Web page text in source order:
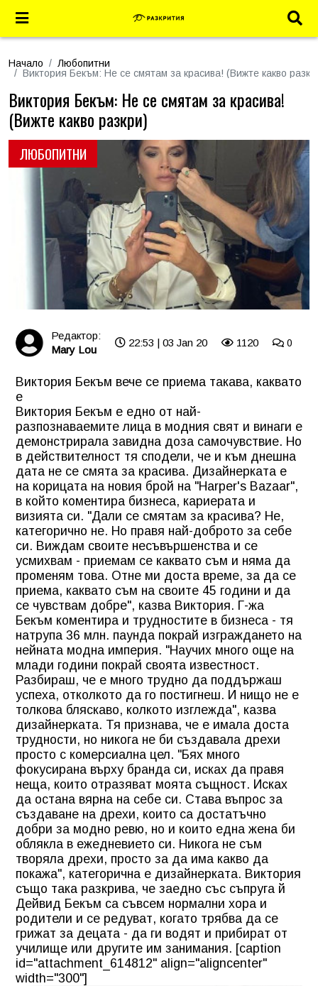
Начало
Любопитни
Виктория Бекъм: Не се смятам за красива! (Вижте какво
ЛЮБОПИТНИ
Виктория Бекъм: Не се смятам за красива!
(Вижте какво разкри)
Редактор:
Mary Lou
22:53 | 03 Jan 20 1120 0
Виктория Бекъм вече се приема такава, каквато
е
Виктория Бекъм е едно от най-
разпознаваемите лица в модния свят и винаги е
демонстрирала завидна доза самочувствие. Но
в действителност тя сподели, че и към днешна
дата не се смята за красива. Дизайнерката е
на корицата на новия брой на "Harper's Bazaar",
в който коментира бизнеса, кариерата и
визията си. "Дали се смятам за красива? Не,
категорично не. Но правя най-доброто за себе
си. Виждам своите несъвършенства и се
усмихвам - приемам се каквато съм и няма да
променям това. Отне ми доста време, за да се
приема, каквато съм на своите 45 години и да
се чувствам добре", казва Виктория. Г-жа
Бекъм коментира и трудностите в бизнеса - тя
натрупа 36 млн. паунда покрай изграждането на
нейната модна империя. "Научих много още на
млади години покрай своята известност.
Разбираш, че е много трудно да поддържаш
успеха, отколкото да го постигнеш. И нищо не е
толкова бляскаво, колкото изглежда", казва
дизайнерката. Тя признава, че е имала доста
трудности, но никога не би създавала дрехи
просто с комерсиална цел. "Бях много
фокусирана върху бранда си, исках да правя
неща, които отразяват моята същност. Исках
да остана вярна на себе си. Става въпрос за
създаване на дрехи, които са достатъчно
добри за модно ревю, но и които една жена би
облякла в ежедневието си. Никога не съм
творяла дрехи, просто за да има какво да
покажа", категорична е дизайнерката. Виктория
също така разкрива, че заедно със съпруга й
Дейвид Бекъм са съвсем нормални хора и
родители и се редуват, когато трябва да се
грижат за децата - да ги водят и прибират от
училище или другите им занимания. [caption
id="attachment_614812" align="aligncenter"
width="300"]